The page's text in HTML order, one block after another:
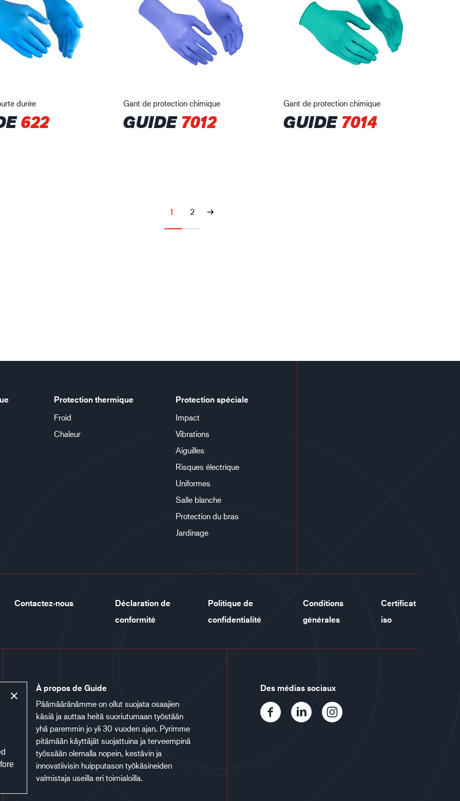
durée
622
Gant de protection chimique
GUIDE7012
Gant de protection chimique
GUIDE7014
1 2
Protection thermique
Froid
Chaleur
Protection spéciale
Impact
Vibrations
Aiguilles
Risques électrique
Uniformes
Salle blanche
Protection du bras
Jardinage
Contactez-nous
Déclaration de
conformité
Politique de
confidentialité
Conditions
générales
Certificat
iso
À propos de Guide
Päämääränämme on ollut suojata osaajien
käsiä ja auttaa heitä suoriutumaan työstään
yhä paremmin jo yli 30 vuoden ajan. Pyrimme
pitämään käyttäjät suojattuina ja terveempinä
työssään olemalla nopein, kestävin ja
innovatiivisin huipputason työkäsineiden
valmistaja useilla eri toimialoilla.
Des médias sociaux